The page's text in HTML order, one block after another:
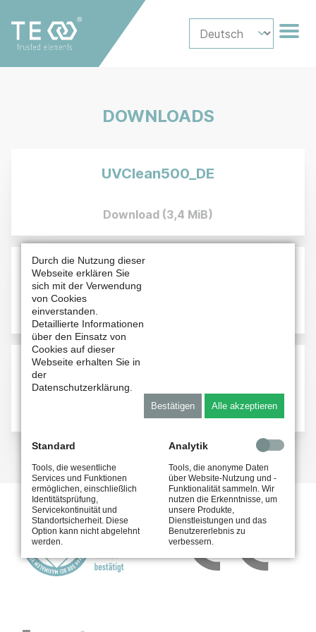
DOWNLOADS
UVClean500_DE
Download (3,4 MiB)
UVClean2000_DE
Bedienungsanleitung UVClean500
Download(3,9 MiB)
Durch die Nutzung dieser
Webseite erklären Sie
sich mit der Verwendung
von Cookies
einverstanden.
Detaillierte Informationen
über den Einsatz von
Cookies auf dieser
Webseite erhalten Sie in
der
Datenschutzerklärung.
Bestätigen Alle akzeptieren
Standard
Tools, die wesentliche
Services und Funktionen
ermöglichen, einschließlich
Identitätsprüfung,
Servicekontinuität und
Standortsicherheit. Diese
Option kann nicht abgelehnt
werden.
Analytik
Tools, die anonyme Daten
über Website-Nutzung und -
Funktionalität sammeln. Wir
nutzen die Erkenntnisse, um
unsere Produkte,
Dienstleistungen und das
Benutzererlebnis zu
verbessern.